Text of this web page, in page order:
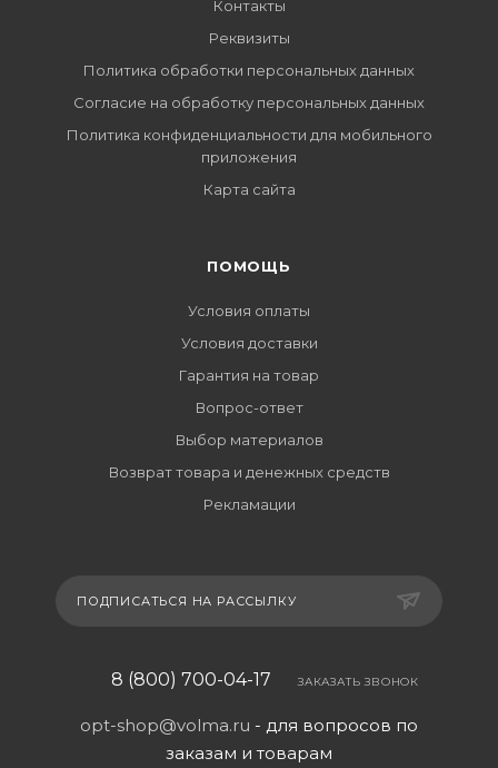
Контакты
Реквизиты
Политика обработки персональных данных
Согласие на обработку персональных данных
Политика конфиденциальности для мобильного
приложения
Карта сайта
ПОМОЩЬ
Условия оплаты
Условия доставки
Гарантия на товар
Вопрос-ответ
Выбор материалов
Возврат товара и денежных средств
Рекламации
ПОДПИСАТЬСЯ НА РАССЫЛКУ
8 (800) 700-04-17 ЗАКАЗАТЬ ЗВОНОК
opt-shop@volma.ru - для вопросов по
заказам и товарам